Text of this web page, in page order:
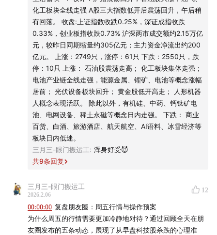
到达50%时卖出1/3，涨停卖出部分，总共卖出一半。
逻辑：有的时候止盈其实没有什么太好的办法，比如说已经
过了前高，或者短期以内的压力位都已经过了，你这种时候
的止盈只有严格按照交易逻辑。
涨了50%后就先出50%：
1、已有利润落袋
有很多票不要看它结构走的不错，未来还有很高的一个方
向，但往往它不是直线上涨。
光纤眼哥建仓时间并不长，但上涨的却比想象中好，本以为
年后才会开始暴力拉升，结果年前就直接拉了，这也导致出
现了需要止盈的客观条件——上涨50%
2、为什么是50%
比如本金30万，上涨50%，成本加盈利就是45万，卖一半
22万中：本金7万（30-23万），15万为盈利，也就意味着
你能够接受的回撤力度是非常大的，哪怕它再跌回去，你仍
然是赚的。
化工板块全线走强 A股三大指数低开后震荡回升，午后稍
有回落。 收盘:上证指数收跌0.25%，深证成指收跌
0.33%，创业板指收跌0.73% 沪深两市成交额约2.15万亿
元，较昨日同期缩量约305亿元；主力资金净流出约200
亿元。 上涨：2749只，涨停：61只 下跌：2550只，跌
停：10只 上涨： 石油股震荡走高； 化工板块集体走强；
电池产业链全线走强，能源金属、锂矿、电池等概念涨幅
居前； 光伏设备板块回升； 黄金股低开高走； 人形机器
人概念表现活跃。 除此以外，有机硅、中药、钙钛矿电
池、电网设备、稀土永磁等概念日内走强。 下跌： 商业
百货、白酒、旅游酒店、航天航空、AI语料、冰雪经济等
板块日内低迷。
三月三-眼门搬运工: 浑身好受😈
共9条回复
三月三-眼门搬运工
2026.2.06
12
00:00:00 复盘朋友圈：周五行情与操作预案
为什么周五的行情需要更加冷静地对待？通过回顾全天在朋
友圈发布的五条动态，展现了从早盘科技股杀跌的心理准